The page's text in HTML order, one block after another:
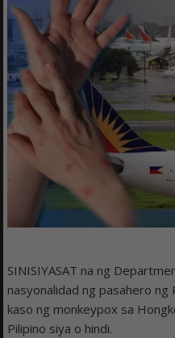
SINISIYASAT na ng
nasyonalidad ng pasahero ng
kaso ng monkeypox sa
Pilipino siya o hindi.